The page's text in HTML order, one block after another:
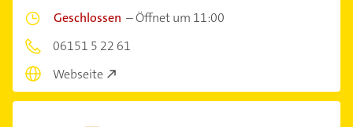
Geschlossen –Öffnet um 11:00
06151 5 22 61
Webseite